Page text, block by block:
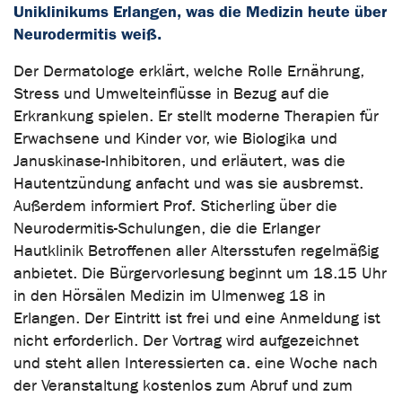
Uniklinikums Erlangen, was die Medizin heute über
Neurodermitis weiß.
Der Dermatologe erklärt, welche Rolle Ernährung,
Stress und Umwelteinflüsse in Bezug auf die
Erkrankung spielen. Er stellt moderne Therapien für
Erwachsene und Kinder vor, wie Biologika und
Januskinase-Inhibitoren, und erläutert, was die
Hautentzündung anfacht und was sie ausbremst.
Außerdem informiert Prof. Sticherling über die
Neurodermitis-Schulungen, die die Erlanger
Hautklinik Betroffenen aller Altersstufen regelmäßig
anbietet. Die Bürgervorlesung beginnt um 18.15 Uhr
in den Hörsälen Medizin im Ulmenweg 18 in
Erlangen. Der Eintritt ist frei und eine Anmeldung ist
nicht erforderlich. Der Vortrag wird aufgezeichnet
und steht allen Interessierten ca. eine Woche nach
der Veranstaltung kostenlos zum Abruf und zum